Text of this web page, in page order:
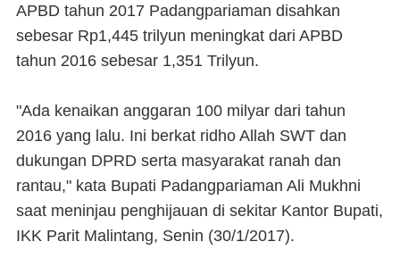
APBD tahun 2017 Padangpariaman disahkan
sebesar Rp1,445 trilyun meningkat dari APBD
tahun 2016 sebesar 1,351 Trilyun.
"Ada kenaikan anggaran 100 milyar dari tahun
2016 yang lalu. Ini berkat ridho Allah SWT dan
dukungan DPRD serta masyarakat ranah dan
rantau," kata Bupati Padangpariaman Ali Mukhni
saat meninjau penghijauan di sekitar Kantor Bupati,
IKK Parit Malintang, Senin (30/1/2017).